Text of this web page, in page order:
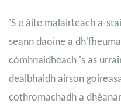
'S e àite malairteach a-
seann daoine a
còmhnaidheach 's as
dealbhaidh airson
cothromachadh a